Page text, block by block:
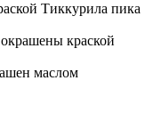
Тиккурила пика
краской
маслом